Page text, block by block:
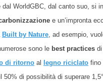
dal WorldGBC, dal canto suo, si
e un’impronta
Built by Nature , ad esempio,
sono le best practices
di ritorno al legno riciclato fino
di possibilità di superare